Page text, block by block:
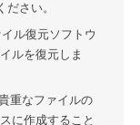
さい。
ル復元ソフトウ
ルを復元しま
重なファイルの
に作成すること